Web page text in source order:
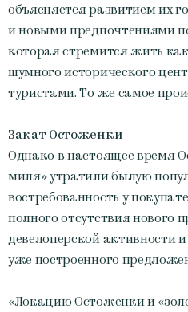
объясняется развитием их
и новыми предпочтениями
которая стремится жить
шумного исторического
туристами. То же самое
Закат Остоженки
Однако в настоящее время
миля» утратили былую
востребованность у
полного отсутствия нового
девелоперской активности
уже построенного
«Локацию Остоженки и